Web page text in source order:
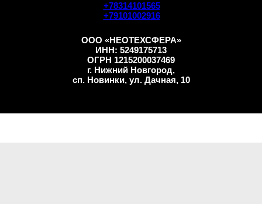
+78314101565
+79101002916
ООО «НЕОТЕХСФЕРА»
ИНН: 5249175713
ОГРН 1215200037469
г. Нижний Новгород,
сп. Новинки, ул. Дачная, 10